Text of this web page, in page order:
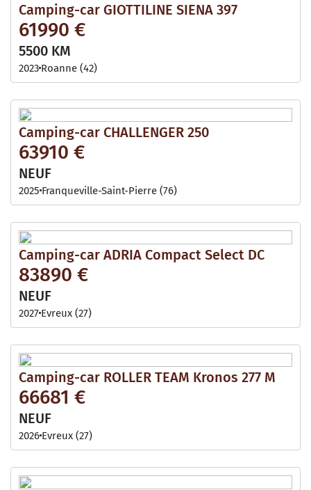
Camping-car GIOTTILINE SIENA 397
61990 €
5500 KM
2023 Roanne (42)
Camping-car CHALLENGER 250
63910 €
NEUF
2025 Franqueville-Saint-Pierre (76)
Camping-car ADRIA Compact Select DC
83890 €
NEUF
2027 Evreux (27)
Camping-car ROLLER TEAM Kronos 277 M
66681 €
NEUF
2026 Evreux (27)